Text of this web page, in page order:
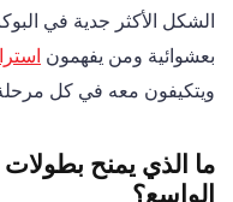
الشكل الأكثر جدية في
بعشوائية ومن يفهمون
ويتكيفون معه في كل
ما الذي يمنح بطولات
الواسع؟